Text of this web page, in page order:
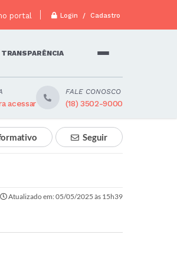
portal Login / Cadastro
TRANSPARÊNCIA
acessar
FALE CONOSCO
(18) 3502-9000
Seguir
Atualizado em: 05/05/2025 às 15h39